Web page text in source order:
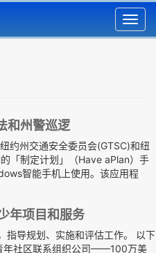
和州警巡逻
约州交通安全委员会(GTSC)和纽
「制定计划」（Have aPlan）手
智能手机上使用。该应用程
年项目和服务
指导规划、实施和评估工作。 以下
年社区联系组织公司——100万美